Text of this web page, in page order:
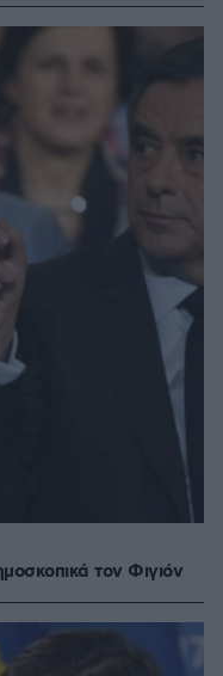
τον Φιγιόν